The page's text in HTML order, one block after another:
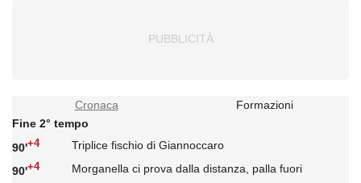
Cronaca
Formazioni
Fine 2° tempo
90'+4 Triplice fischio di Giannoccaro
90'+4 Morganella ci prova dalla distanza, palla fuori